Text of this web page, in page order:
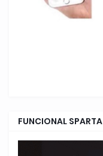
FUNCIONAL SPARTA